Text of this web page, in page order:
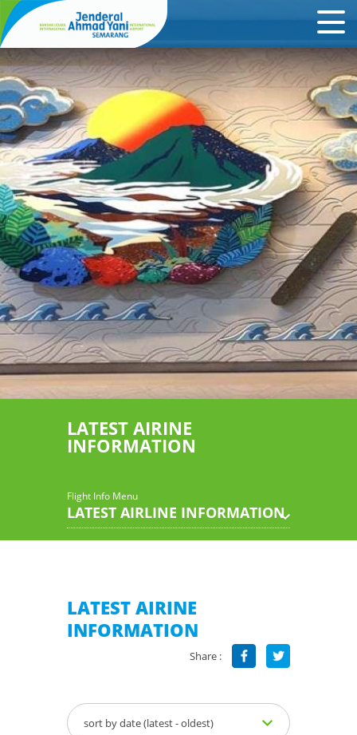
LATEST AIRINE
INFORMATION
Flight Info Menu
LATEST AIRLINE INFORMATION
LATEST AIRINE
INFORMATION
Share :
sort by date (latest - oldest)